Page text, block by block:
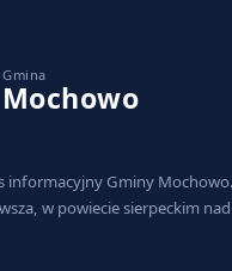
Gmina
Mochowo
informacyjny Gminy
w powiecie sierpeckim